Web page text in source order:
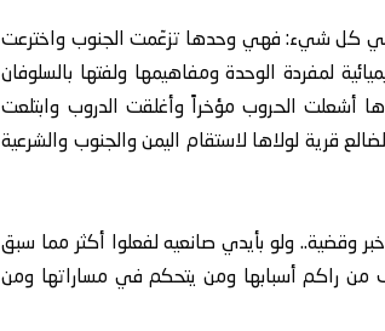
في كل شيء: فهي وحدها تزعّمت الجنوب واخترعت
لمفردة الوحدة ومفاهيمها ولفتها بالسلوفان
أشعلت الحروب مؤخراً وأغلقت الدروب وابتلعت
قرية لولاها لاستقام اليمن والجنوب والشرعية
وقضية.. ولو بأيدي صانعيه لفعلوا أكثر مما سبق
من راكم أسبابها ومن يتحكم في مساراتها ومن